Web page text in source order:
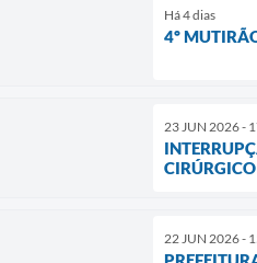
Há 4 dias
4º
23 JUN 2026 -
CIRÚRGICO
22 JUN 2026 -